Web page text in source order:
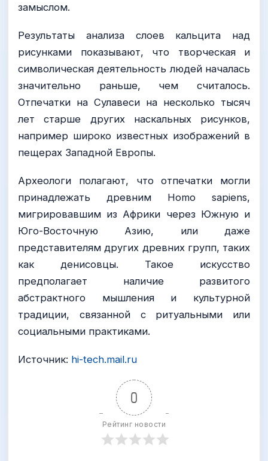
замыслом.
Результаты анализа слоев кальцита над
рисунками показывают, что творческая и
символическая деятельность людей началась
значительно раньше, чем считалось.
Отпечатки на Сулавеси на несколько тысяч
лет старше других наскальных рисунков,
например широко известных изображений в
пещерах Западной Европы.
Археологи полагают, что отпечатки могли
принадлежать древним Homo sapiens,
мигрировавшим из Африки через Южную и
Юго-Восточную Азию, или даже
представителям других древних групп, таких
как денисовцы. Такое искусство
предполагает наличие развитого
абстрактного мышления и культурной
традиции, связанной с ритуальными или
социальными практиками.
Источник: hi-tech.mail.ru
0
Рейтинг новости